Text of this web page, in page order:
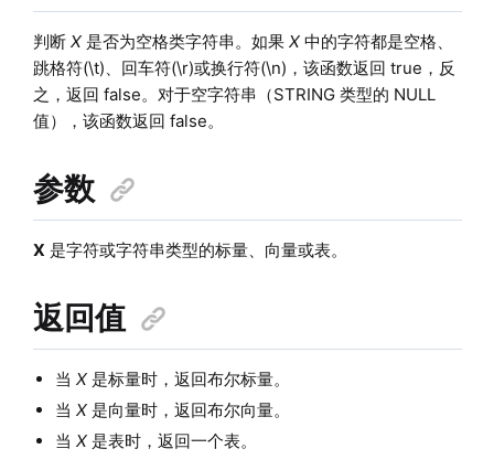
判断 X是否为空格类字符串。如果 X中的字符都是空格、
跳格符(\t)、回车符(\r)或换行符(\n)，该函数返回 true，反
之，返回 false。对于空字符串（STRING 类型的 NULL
值），该函数返回 false。
参数
X 是字符或字符串类型的标量、向量或表。
返回值
当 X是标量时，返回布尔标量。
当 X是向量时，返回布尔向量。
当 X是表时，返回一个表。